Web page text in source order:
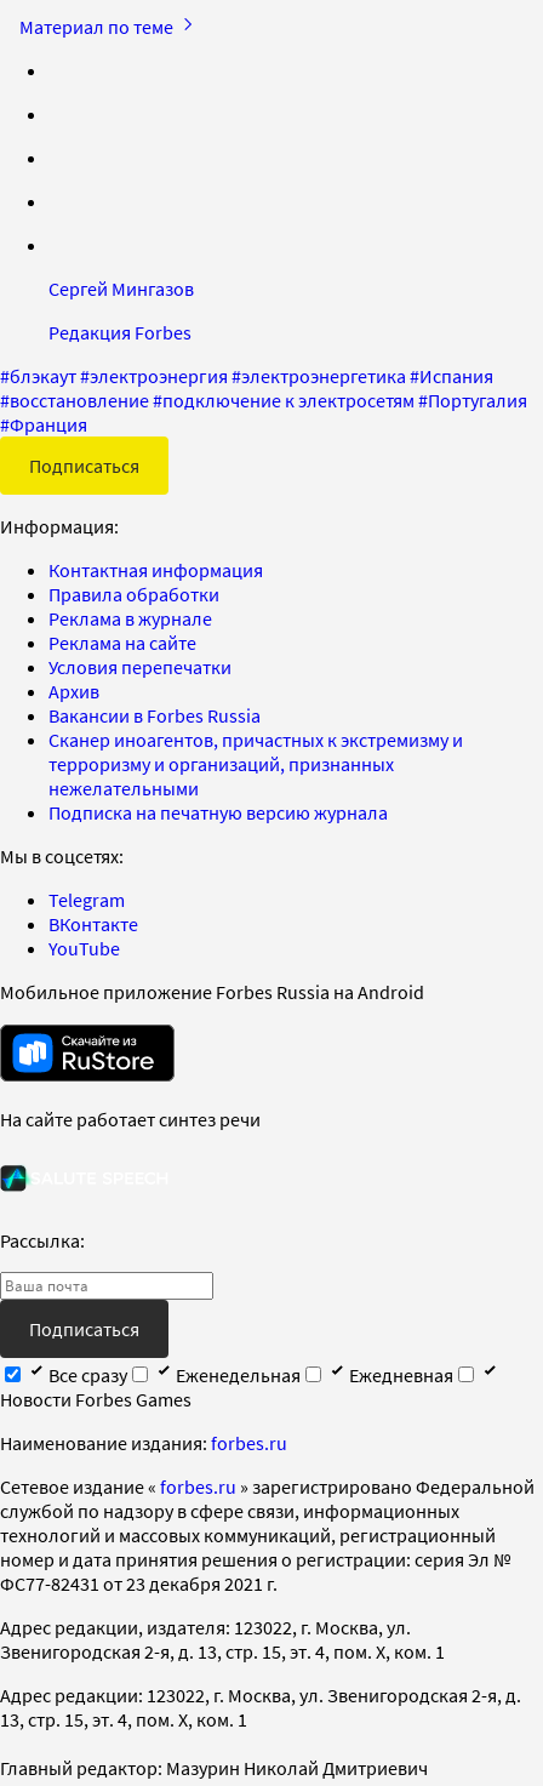
Материал по теме
Сергей Мингазов
Редакция Forbes
#блэкаут#электроэнергия #электроэнергетика #Испания
#восстановление#подключение к электросетям #Португалия
#Франция
Подписаться
Информация:
Контактная информация
Правила обработки
Реклама в журнале
Реклама на сайте
Условия перепечатки
Архив
Вакансии в Forbes Russia
Сканер иноагентов, причастных к экстремизму и
терроризму и организаций, признанных
нежелательными
Подписка на печатную версию журнала
Мы в соцсетях:
Telegram
ВКонтакте
YouTube
Мобильное приложение Forbes Russia на Android
На сайте работает синтез речи
Рассылка:
Подписаться
Все сразу
Еженедельная
Ежедневная
Новости Forbes Games
Наименование издания: forbes.ru
Cетевое издание « forbes.ru » зарегистрировано Федеральной
службой по надзору в сфере связи, информационных
технологий и массовых коммуникаций, регистрационный
номер и дата принятия решения о регистрации: серия Эл №
ФС77-82431 от 23 декабря 2021 г.
Адрес редакции, издателя: 123022, г. Москва, ул.
Звенигородская 2-я, д. 13, стр. 15, эт. 4, пом. X, ком. 1
Адрес редакции: 123022, г. Москва, ул. Звенигородская 2-я, д.
13, стр. 15, эт. 4, пом. X, ком. 1
Главный редактор: Мазурин Николай Дмитриевич